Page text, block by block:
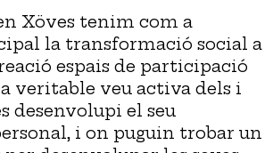
Xöves tenim com a
la transformació social a
espais de participació
veritable veu activa dels i
desenvolupi el seu
i on puguin trobar un